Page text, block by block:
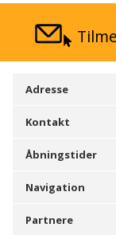
Adresse
Kontakt
Åbningstider
Navigation
Partnere